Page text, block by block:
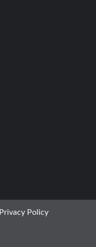
Privacy Policy